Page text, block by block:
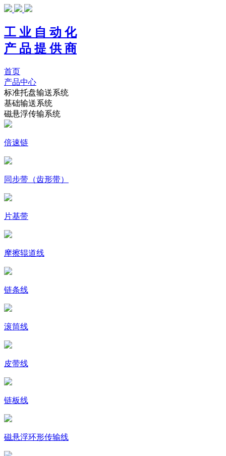
工 业 自 动 化
产 品 提 供 商
首页
产品中心
标准托盘输送系统
基础输送系统
磁悬浮传输系统
倍速链
同步带（齿形带）
片基带
摩擦辊道线
链条线
滚筒线
皮带线
链板线
磁悬浮环形传输线